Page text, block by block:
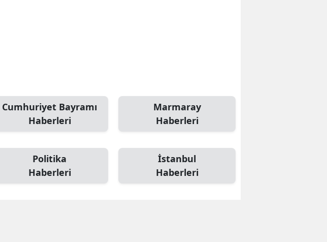
Cumhuriyet Bayramı
Haberleri
Marmaray
Haberleri
Politika
Haberleri
İstanbul
Haberleri